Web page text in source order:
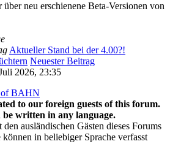
neu erschienene Beta-Versionen von
Aktueller Stand bei der 4.00?!
Neuester Beitrag
2026, 23:35
of BAHN
to our foreign guests of this forum.
written in any language.
ausländischen Gästen dieses Forums
in beliebiger Sprache verfasst